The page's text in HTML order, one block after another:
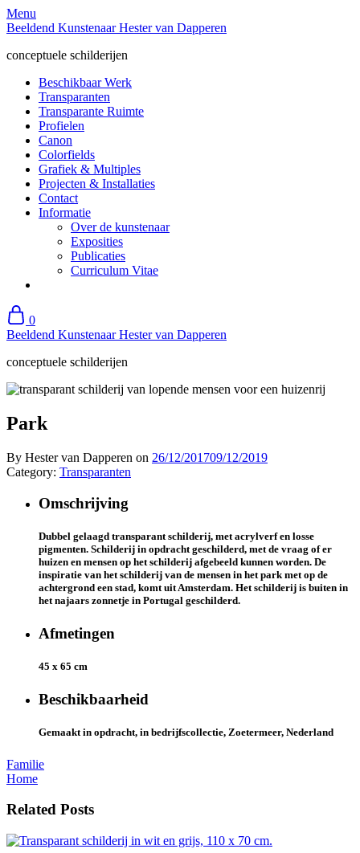
Skip
to
Menu
Beeldend Kunstenaar Hester van Dapperen
conceptuele schilderijen
Beschikbaar Werk
Transparanten
Transparante Ruimte
Profielen
Canon
Colorfields
Grafiek & Multiples
Projecten & Installaties
Contact
Informatie
Over de kunstenaar
Exposities
Publicaties
Curriculum Vitae
0
Beeldend Kunstenaar Hester van Dapperen
conceptuele schilderijen
Park
By Hester van Dapperen on 26/12/201709/12/2019
Category: Transparanten
Omschrijving
Dubbel gelaagd transparant schilderij, met acrylverf en losse
pigmenten. Schilderij in opdracht geschilderd, met de vraag of er
huizen en mensen op het schilderij afgebeeld kunnen worden. De
inspiratie van het schilderij van de mensen in het park met op de
achtergrond een stad, komt uit Amsterdam. Het schilderij is buiten in
het najaars zonnetje in Portugal geschilderd.
Afmetingen
45 x 65 cm
Beschikbaarheid
Gemaakt in opdracht, in bedrijfscollectie, Zoetermeer, Nederland
Bericht
navigatie
Familie
Home
Related Posts